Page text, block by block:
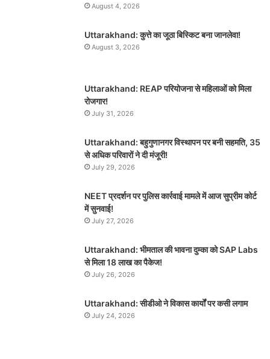
August 4, 2026
Uttarakhand: कुत्ते का जूठा बिस्किट बना जानलेवा!
August 3, 2026
Uttarakhand: REAP परियोजना से महिलाओं को मिला
रोजगार!
July 31, 2026
Uttarakhand: बहुगुणानगर विस्थापन पर बनी सहमति, 35
से अधिक परिवारों ने दी मंजूरी!
July 29, 2026
NEET प्रदर्शन पर पुलिस कार्रवाई मामले में आज सुप्रीम कोर्ट
में सुनवाई!
July 27, 2026
Uttarakhand: भीमताल की भावना दुम्का को SAP Labs
से मिला 18 लाख का पैकेज!
July 26, 2026
Uttarakhand: सीडीओ ने विकास कार्यों पर कसी लगाम
July 24, 2026